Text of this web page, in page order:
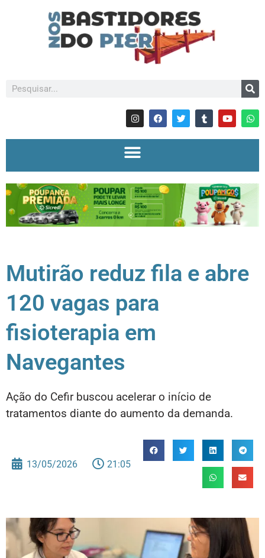
Mutirão reduz fila e abre
120 vagas para
fisioterapia em
Navegantes
Ação do Cefir buscou acelerar o início de
tratamentos diante do aumento da demanda.
13/05/2026 21:05